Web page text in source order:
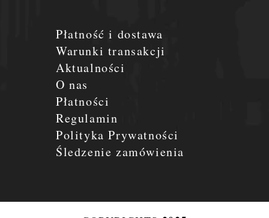
Płatność i dostawa
Warunki transakcji
Aktualności
O nas
Płatności
Regulamin
Polityka Prywatności
Śledzenie zamówienia